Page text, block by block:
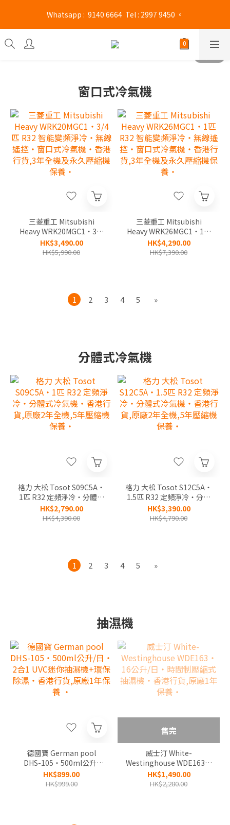
旺角門市營業時間 : (星期一至六 13:00 - 21:00 / 星期日及公眾假期
13:00 - 19:00)
Whatsapp :  9140 6664  Tel : 2997 9450 。
旺角門市營業時間 : (星期一至六 13:00 - 21:00 / 星期日及公眾假期
13:00 - 19:00)
窗口式冷氣機
三菱重工 Mitsubishi
Heavy WRK20MGC1‧3/4
匹 R32 智能變頻淨冷‧無
線遙控‧窗口式冷氣機‧香
HK$3,490.00
HK$5,990.00
三菱重工 Mitsubishi
Heavy WRK26MGC1‧1匹
R32 智能變頻淨冷‧無線遙
控‧窗口式冷氣機‧香港行
HK$4,290.00
HK$7,390.00
1 2 3 4 5 »
分體式冷氣機
格力 大松 Tosot S09C5A‧
1匹 R32 定頻淨冷‧分體式
冷氣機‧香港行貨,原廠2年
全機,5年壓縮機保養‧
HK$2,790.00
HK$4,390.00
格力 大松 Tosot S12C5A‧
1.5匹 R32 定頻淨冷‧分體
式冷氣機‧香港行貨,原廠2
年全機,5年壓縮機保養‧
HK$3,390.00
HK$4,790.00
1 2 3 4 5 »
抽濕機
德國寶 German pool
DHS-105‧500ml公升/
日‧2合1 UVC迷你抽濕機
+環保除濕‧香港行貨,原廠
HK$899.00
HK$999.00
售完
威士汀 White-
Westinghouse WDE163‧
16公升/日‧時間制壓縮式
抽濕機‧香港行貨,原廠1年
HK$1,490.00
HK$2,280.00